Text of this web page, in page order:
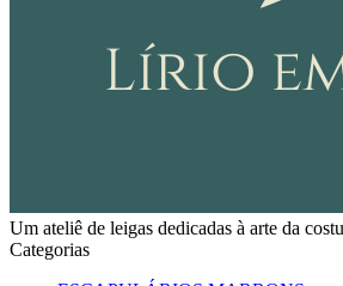
Um ateliê de leigas dedicadas à arte da
Categorias